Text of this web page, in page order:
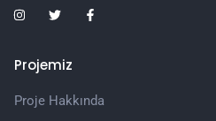
Projemiz
Proje Hakkında